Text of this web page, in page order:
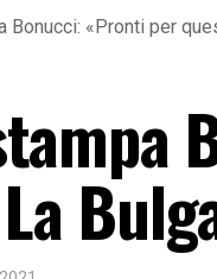
Bonucci: «Pronti per